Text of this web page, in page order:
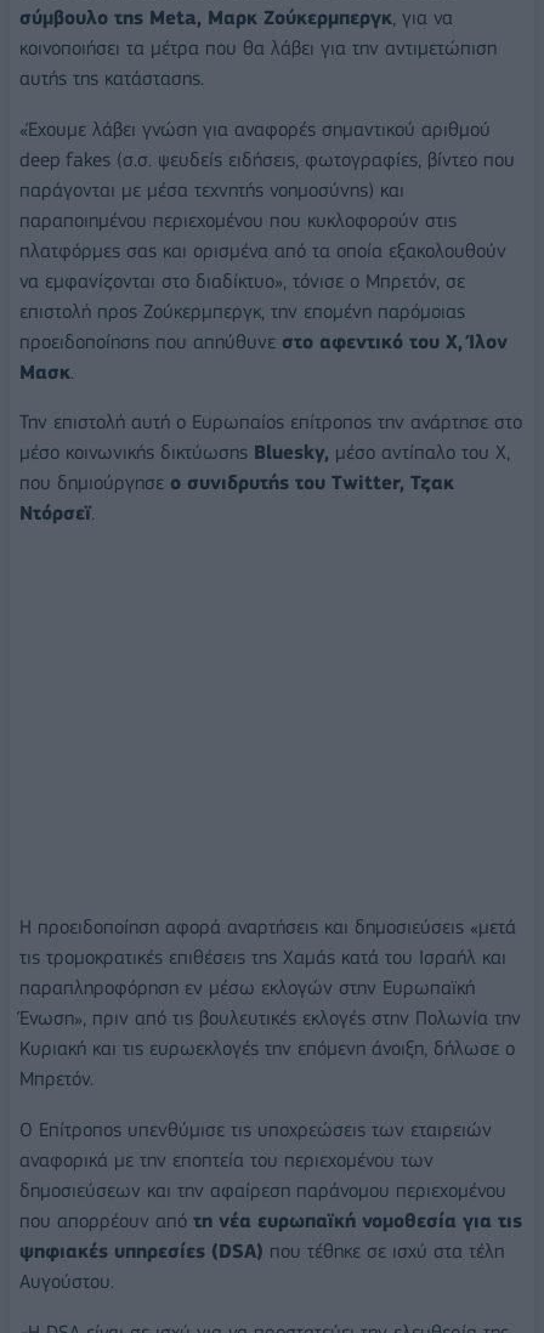
σύμβουλο της Meta, Μαρκ Ζούκερμπεργκ , για να
κοινοποιήσει τα μέτρα που θα λάβει για την αντιμετώπιση
αυτής της κατάστασης.
«Έχουμε λάβει γνώση για αναφορές σημαντικού αριθμού
deep fakes (σ.σ. ψευδείς ειδήσεις, φωτογραφίες, βίντεο που
παράγονται με μέσα τεχνητής νοημοσύνης) και
παραποιημένου περιεχομένου που κυκλοφορούν στις
πλατφόρμες σας και ορισμένα από τα οποία εξακολουθούν
να εμφανίζονται στο διαδίκτυο», τόνισε ο Μπρετόν, σε
επιστολή προς Ζούκερμπεργκ, την επομένη παρόμοιας
προειδοποίησης που απηύθυνε στο αφεντικό του X, Ίλον
Μασκ.
Την επιστολή αυτή ο Ευρωπαίος επίτροπος την ανάρτησε στο
μέσο κοινωνικής δικτύωσης Bluesky, μέσο αντίπαλο του Χ,
που δημιούργησε ο συνιδρυτής του Twitter, Τζακ
Ντόρσεϊ.
Η προειδοποίηση αφορά αναρτήσεις και δημοσιεύσεις «μετά
τις τρομοκρατικές επιθέσεις της Χαμάς κατά του Ισραήλ και
παραπληροφόρηση εν μέσω εκλογών στην Ευρωπαϊκή
Ένωση», πριν από τις βουλευτικές εκλογές στην Πολωνία την
Κυριακή και τις ευρωεκλογές την επόμενη άνοιξη, δήλωσε ο
Μπρετόν.
Ο Επίτροπος υπενθύμισε τις υποχρεώσεις των εταιρειών
αναφορικά με την εποπτεία του περιεχομένου των
δημοσιεύσεων και την αφαίρεση παράνομου περιεχομένου
που απορρέουν από τη νέα ευρωπαϊκή νομοθεσία για τις
ψηφιακές υπηρεσίες (DSA) που τέθηκε σε ισχύ στα τέλη
Αυγούστου.